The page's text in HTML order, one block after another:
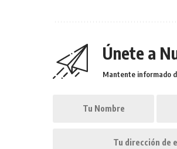
Únete a
Mantente informado